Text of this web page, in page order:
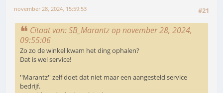
#21
november 28, 2024, 15:59:53
Citaat van: SB_Marantz op november 28, 2024,
09:55:06
Zo zo de winkel kwam het ding ophalen?
Dat is wel service!
''Marantz'' zelf doet dat niet maar een aangesteld service
bedrijf.